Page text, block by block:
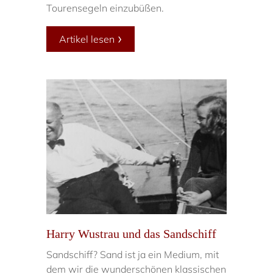
Tourensegeln einzubüßen.
Artikel lesen
Harry Wustrau und das Sandschiff
Sandschiff? Sand ist ja ein Medium, mit
dem wir die wunderschönen klassischen